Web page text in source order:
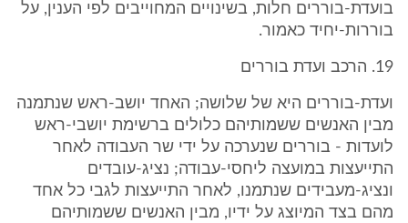
בועדת-בוררים חלות, בשינויים המחוייבים לפי הענין, על
בוררות-יחיד כאמור.
19. הרכב ועדת בוררים
ועדת-בוררים היא של שלושה; האחד יושב-ראש שנתמנה
מבין האנשים ששמותיהם כלולים ברשימת יושבי-ראש
לועדות - בוררים שנערכה על ידי שר העבודה לאחר
התייעצות במועצה ליחסי-עבודה; נציג-עובדים
ונציג-מעבידים שנתמנו, לאחר התייעצות לגבי כל אחד
מהם בצד המיוצג על ידיו, מבין האנשים ששמותיהם